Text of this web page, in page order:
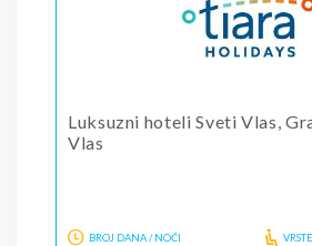
Luksuzni hoteli Sveti Vlas,
Vlas
BROJ DANA / NOĆI